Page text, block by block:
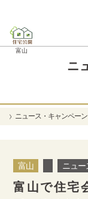
富山
ニ
ニュース・キャンペーン
富山 ニュ
富山で住宅